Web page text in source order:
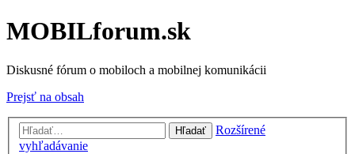
MOBILforum.sk
Diskusné fórum o mobiloch a mobilnej komunikácii
Prejsť na obsah
Hľadať
Rozšírené
vyhľadávanie